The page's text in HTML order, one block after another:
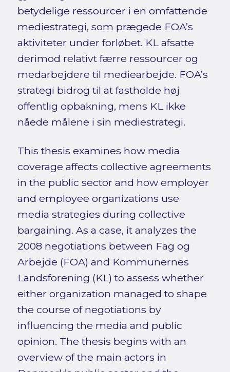
betydelige ressourcer i en omfattende
mediestrategi, som prægede FOA’s
aktiviteter under forløbet. KL afsatte
derimod relativt færre ressourcer og
medarbejdere til mediearbejde. FOA’s
strategi bidrog til at fastholde høj
offentlig opbakning, mens KL ikke
nåede målene i sin mediestrategi.
This thesis examines how media
coverage affects collective agreements
in the public sector and how employer
and employee organizations use
media strategies during collective
bargaining. As a case, it analyzes the
2008 negotiations between Fag og
Arbejde (FOA) and Kommunernes
Landsforening (KL) to assess whether
either organization managed to shape
the course of negotiations by
influencing the media and public
opinion. The thesis begins with an
overview of the main actors in